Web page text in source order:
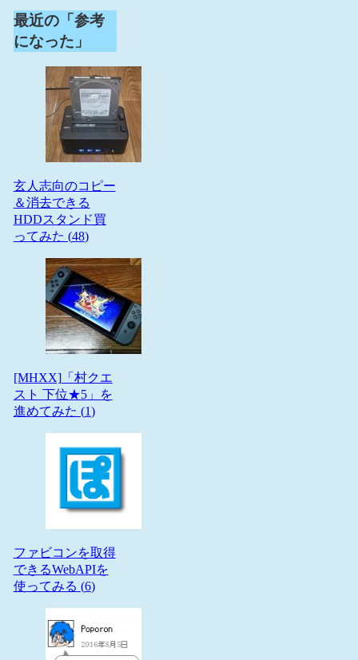
最近の「参考
になった」
玄人志向のコピー
＆消去できる
HDDスタンド買
ってみた (48)
[MHXX]「村クエ
スト 下位★5」を
進めてみた (1)
ファビコンを取得
できるWebAPIを
使ってみる (6)